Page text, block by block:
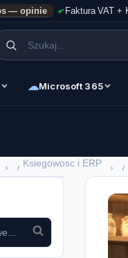
— opinie Faktura VAT +
☁Microsoft 365
› Ksiegowosc i ERP ›